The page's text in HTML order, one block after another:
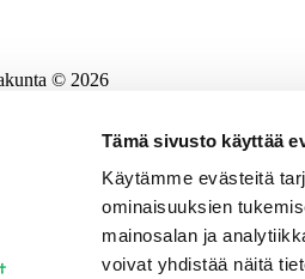
Tämä sivusto käyttää
Käytämme evästeitä
ominaisuuksien
mainosalan ja
voivat yhdistää näitä
© 2026